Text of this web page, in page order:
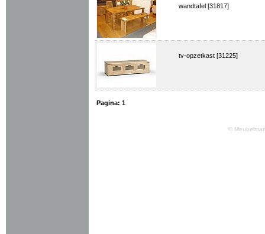
wandtafel [31817]
tv-opzetkast [31225]
Pagina: 1
©